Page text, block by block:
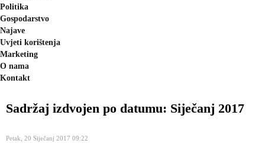
Politika
Gospodarstvo
Najave
Uvjeti korištenja
Marketing
O nama
Kontakt
Sadržaj izdvojen po datumu: Siječanj 2017
Petak, 20 Siječanj 2017 09:22